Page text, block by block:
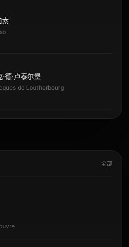
索
德·卢泰尔堡
de Loutherbourg
全部